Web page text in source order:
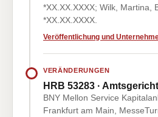
*XX.XX.XXXX; Wilk, Martina,
*XX.XX.XXXX.
Veröffentlichung und
VERÄNDERUNGEN
HRB 53283 ·
BNY Mellon Service
Frankfurt am Main,